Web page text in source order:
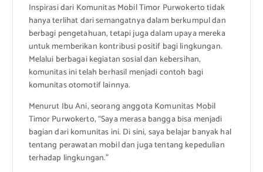
Inspirasi dari Komunitas Mobil Timor Purwokerto tidak
hanya terlihat dari semangatnya dalam berkumpul dan
berbagi pengetahuan, tetapi juga dalam upaya mereka
untuk memberikan kontribusi positif bagi lingkungan.
Melalui berbagai kegiatan sosial dan kebersihan,
komunitas ini telah berhasil menjadi contoh bagi
komunitas otomotif lainnya.
Menurut Ibu Ani, seorang anggota Komunitas Mobil
Timor Purwokerto, “Saya merasa bangga bisa menjadi
bagian dari komunitas ini. Di sini, saya belajar banyak hal
tentang perawatan mobil dan juga tentang kepedulian
terhadap lingkungan.”